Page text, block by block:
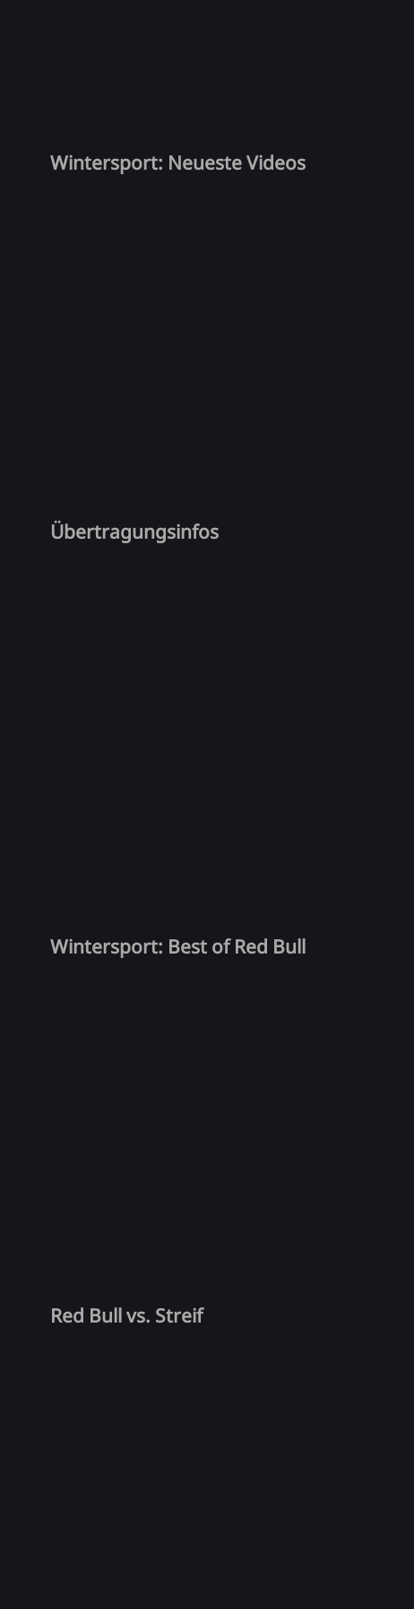
Wintersport: Neueste Videos
Übertragungsinfos
Wintersport: Best of Red Bull
Red Bull vs. Streif